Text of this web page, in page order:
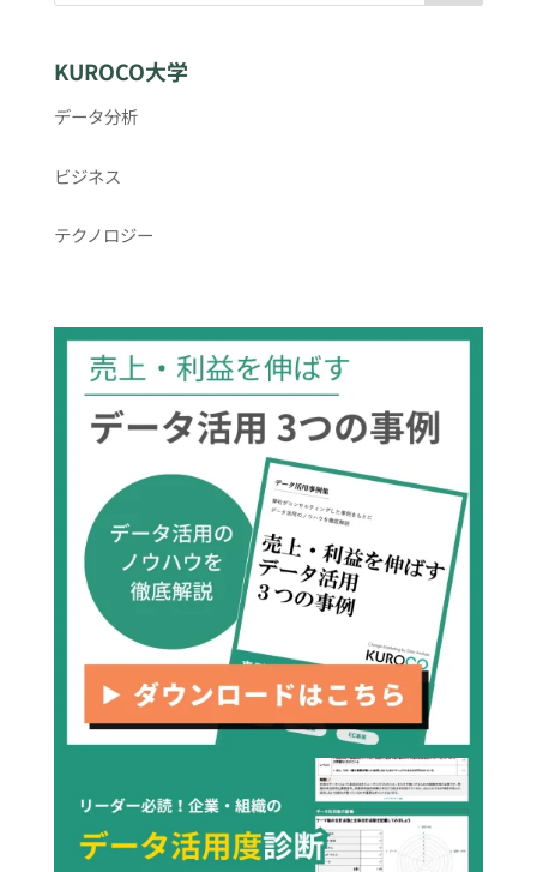
KUROCO大学
データ分析
ビジネス
テクノロジー